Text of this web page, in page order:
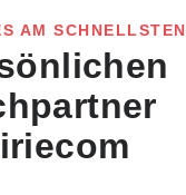
AM SCHNELLSTEN